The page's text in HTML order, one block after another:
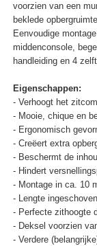
voorzien van een
beklede
Eenvoudige
middenconsole,
handleiding en 4
Eigenschappen:
- Verhoogt het
- Mooie, chique en
- Ergonomisch
- Creëert extra
- Beschermt de
- Hindert
- Montage in ca. 10
- Lengte
- Perfecte zithoogte
- Deksel voorzien
- Verdere